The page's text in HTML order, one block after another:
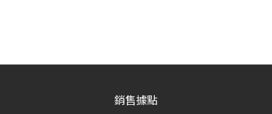
銷售據點